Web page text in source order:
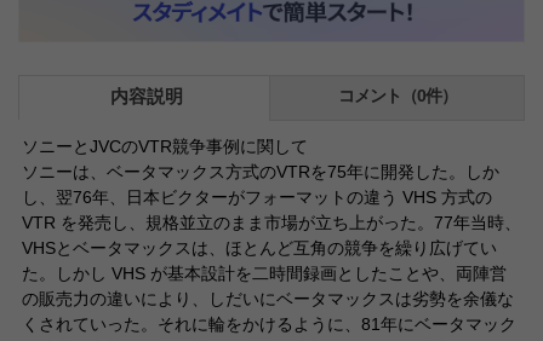
内容説明 コメント（0件）
ソニーとJVCのVTR競争事例に関して
ソニーは、ベータマックス方式のVTRを75年に開発した。しか
し、翌76年、日本ビクターがフォーマットの違う VHS 方式の
VTR を発売し、規格並立のまま市場が立ち上がった。77年当時、
VHSとベータマックスは、ほとんど互角の競争を繰り広げてい
た。しかし VHS が基本設計を二時間録画としたことや、両陣営
の販売力の違いにより、しだいにベータマックスは劣勢を余儀な
くされていった。それに輪をかけるように、81年にベータマック